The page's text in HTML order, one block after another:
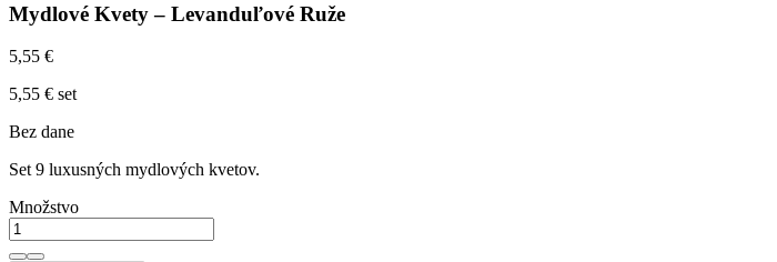
Mydlové Kvety – Levanduľové Ruže
5,55 €
5,55 € set
Bez dane
Set 9 luxusných mydlových kvetov.
Množstvo